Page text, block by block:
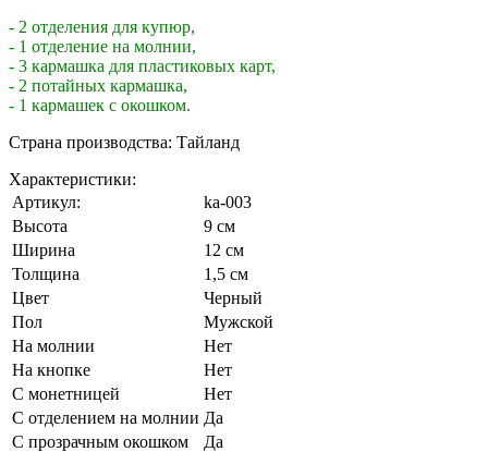
- 2 отделения для купюр,
- 1 отделение на молнии,
- 3 кармашка для пластиковых карт,
- 2 потайных кармашка,
- 1 кармашек с окошком.
Страна производства: Тайланд
Характеристики:
Артикул:
ka-003
Высота
9 см
Ширина
12 см
Толщина
1,5 см
Цвет
Черный
Пол
Мужской
На молнии
Нет
На кнопке
Нет
С монетницей
Нет
С отделением на молнии Да
С прозрачным окошком
Да